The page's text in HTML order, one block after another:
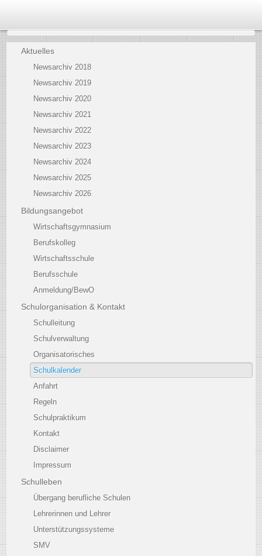
Aktuelles
Newsarchiv 2018
Newsarchiv 2019
Newsarchiv 2020
Newsarchiv 2021
Newsarchiv 2022
Newsarchiv 2023
Newsarchiv 2024
Newsarchiv 2025
Newsarchiv 2026
Bildungsangebot
Wirtschaftsgymnasium
Berufskolleg
Wirtschaftsschule
Berufsschule
Anmeldung/BewO
Schulorganisation & Kontakt
Schulleitung
Schulverwaltung
Organisatorisches
Schulkalender
Anfahrt
Regeln
Schulpraktikum
Kontakt
Disclaimer
Impressum
Schulleben
Übergang berufliche Schulen
Lehrerinnen und Lehrer
Unterstützungssysteme
SMV